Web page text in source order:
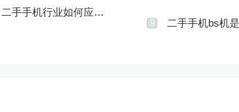
忠机者手机专卖平台：二手手机行业如何应对生态系统的要求
9 二手手机bs机